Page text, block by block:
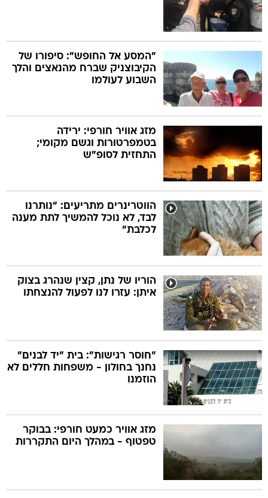
"המסע אל החופש": סיפורו של
הקיבוצניק שברח מהנאצים והלך
השבוע לעולמו
מזג אוויר חורפי: ירידה
בטמפרטורות וגשם מקומי;
התחזית לסופ"ש
הווטרינרים מתריעים: "נותרנו
לבד, לא נוכל להמשיך לתת מענה
לכלבת"
הוריו של נתן, קצין שנהרג בצוק
איתן: עזרו לנו לפעול להנצחתו
"חוסר רגישות": בית "יד לבנים"
נחנך בחולון - משפחות חללים לא
הוזמנו
מזג אוויר כמעט חורפי: בבוקר
טפטוף - במהלך היום התקררות